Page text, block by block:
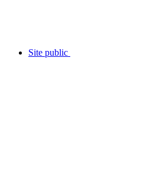
Site public